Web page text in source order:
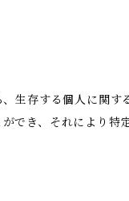
生存する個人に関す
でき、それにより特